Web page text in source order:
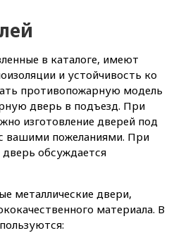
в каталоге, имеют
и устойчивость ко
противопожарную модель
дверь в подъезд. При
изготовление дверей под
вашими пожеланиями. При
обсуждается
металлические двери,
материала. В